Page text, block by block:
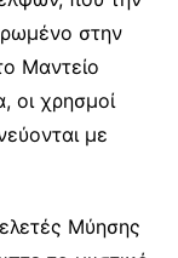
στην
Μαντείο
οι χρησμοί
με
Μύησης